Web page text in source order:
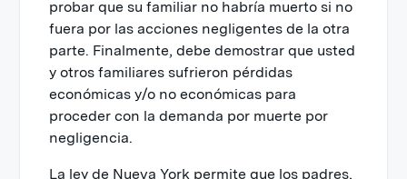
probar que su familiar no habría muerto si no
fuera por las acciones negligentes de la otra
parte. Finalmente, debe demostrar que usted
y otros familiares sufrieron pérdidas
económicas y/o no económicas para
proceder con la demanda por muerte por
negligencia.
La ley de Nueva York permite que los padres,